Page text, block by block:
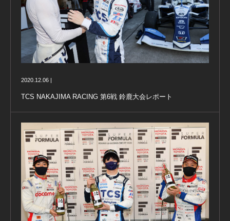
2020.12.06 |
TCS NAKAJIMA RACING 第6戦 鈴鹿大会レポート